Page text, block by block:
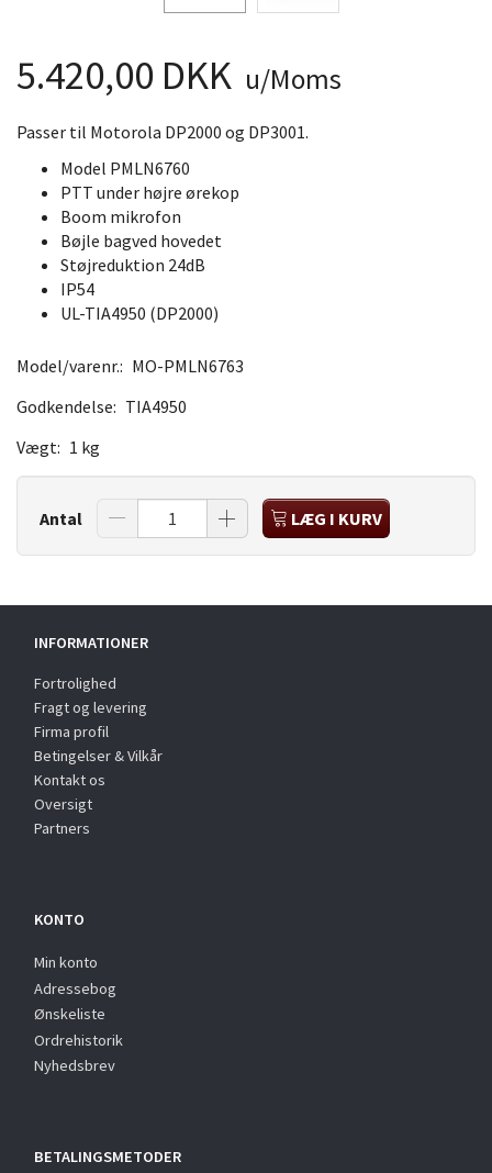
5.420,00 DKK u/Moms
Passer til Motorola DP2000 og DP3001.
Model PMLN6760
PTT under højre ørekop
Boom mikrofon
Bøjle bagved hovedet
Støjreduktion 24dB
IP54
UL-TIA4950 (DP2000)
Model/varenr.: MO-PMLN6763
Godkendelse: TIA4950
Vægt: 1 kg
Antal LÆG I KURV
INFORMATIONER
Fortrolighed
Fragt og levering
Firma profil
Betingelser & Vilkår
Kontakt os
Oversigt
Partners
KONTO
Min konto
Adressebog
Ønskeliste
Ordrehistorik
Nyhedsbrev
BETALINGSMETODER